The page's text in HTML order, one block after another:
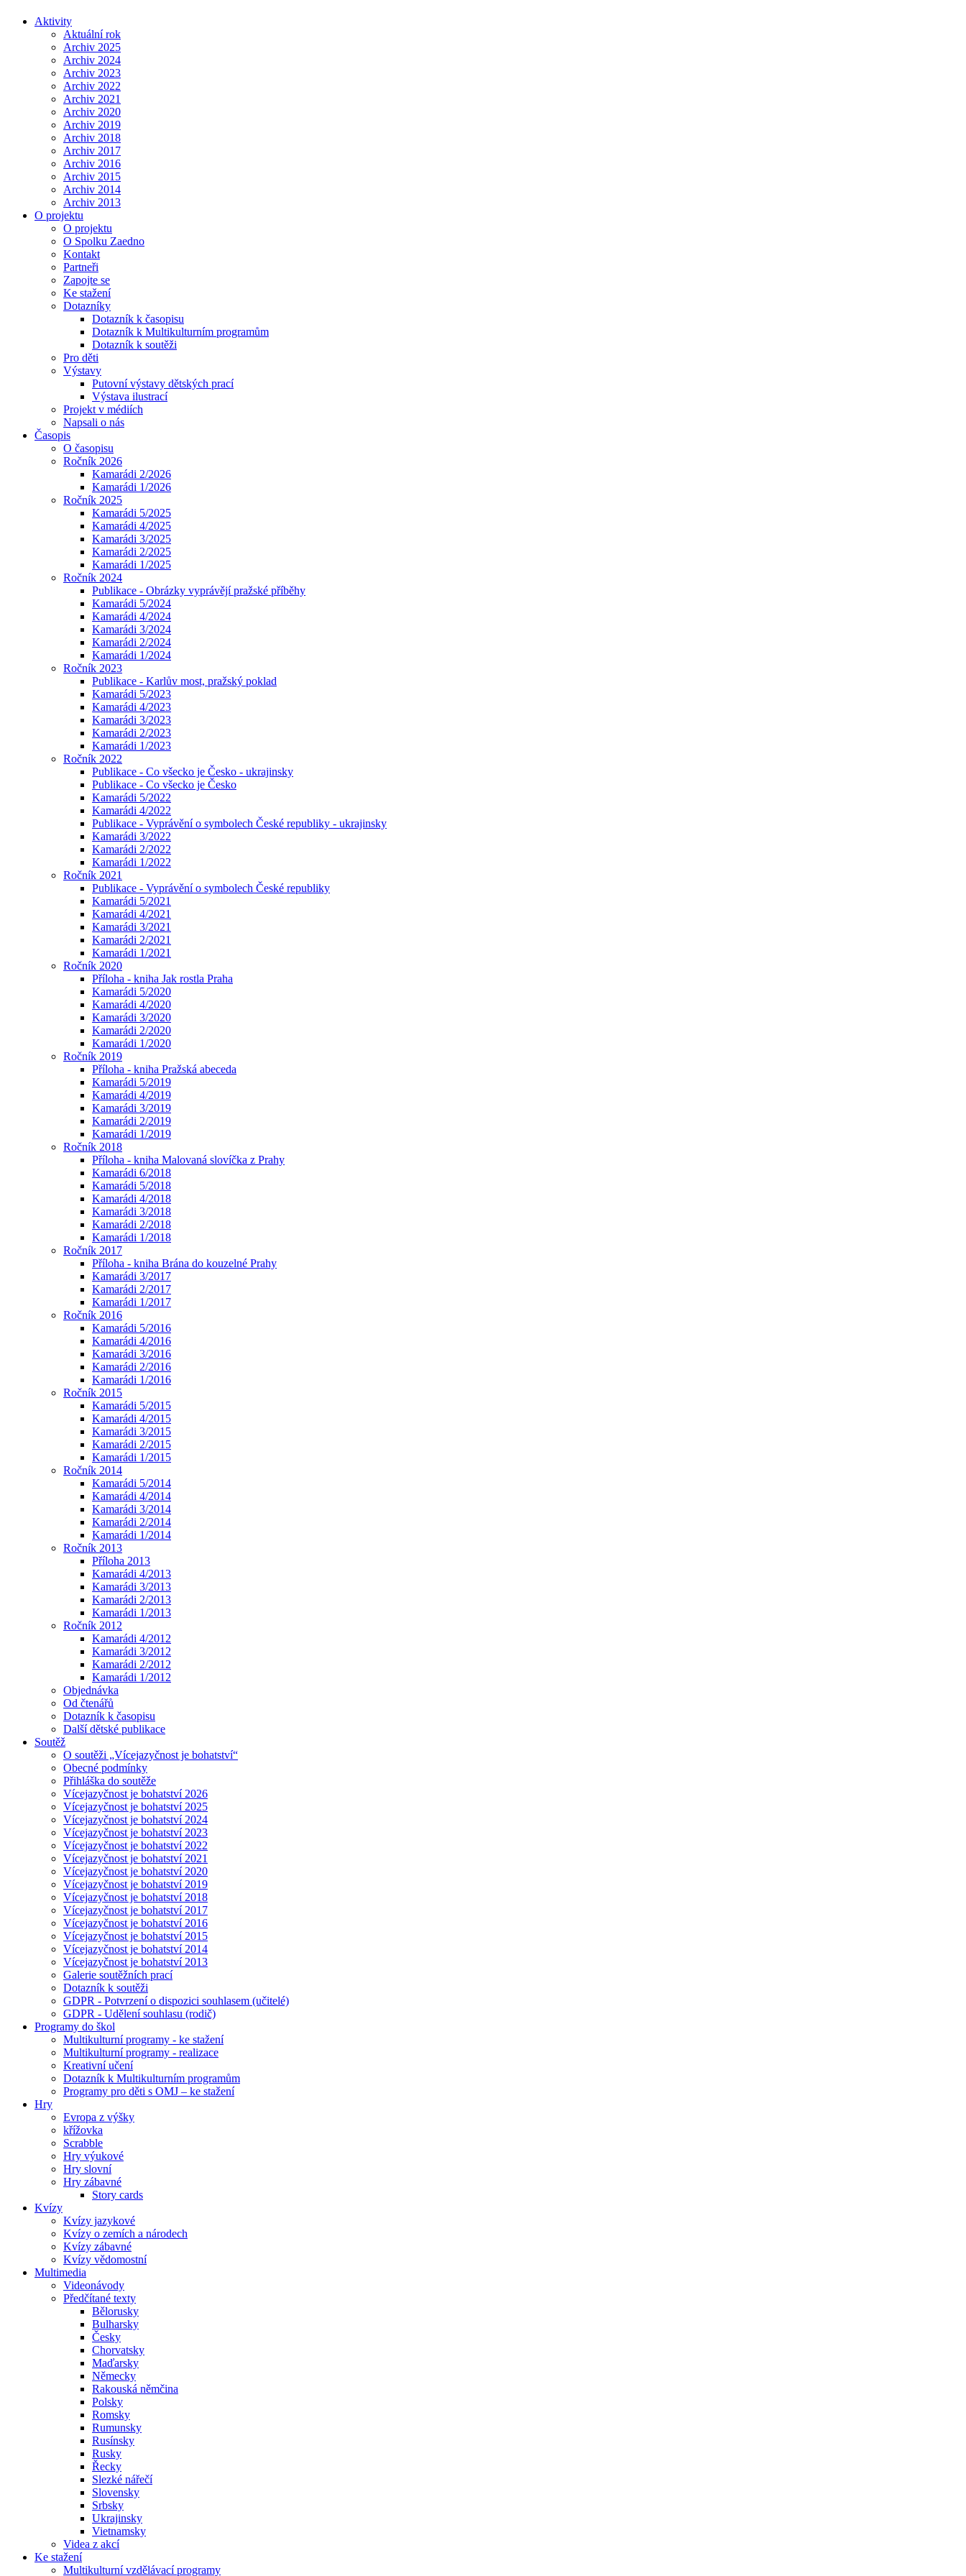
Aktivity
Aktuální rok
Archiv 2025
Archiv 2024
Archiv 2023
Archiv 2022
Archiv 2021
Archiv 2020
Archiv 2019
Archiv 2018
Archiv 2017
Archiv 2016
Archiv 2015
Archiv 2014
Archiv 2013
O projektu
O projektu
O Spolku Zaedno
Kontakt
Partneři
Zapojte se
Ke stažení
Dotazníky
Dotazník k časopisu
Dotazník k Multikulturním programům
Dotazník k soutěži
Pro děti
Výstavy
Putovní výstavy dětských prací
Výstava ilustrací
Projekt v médiích
Napsali o nás
Časopis
O časopisu
Ročník 2026
Kamarádi 2/2026
Kamarádi 1/2026
Ročník 2025
Kamarádi 5/2025
Kamarádi 4/2025
Kamarádi 3/2025
Kamarádi 2/2025
Kamarádi 1/2025
Ročník 2024
Publikace - Obrázky vyprávějí pražské příběhy
Kamarádi 5/2024
Kamarádi 4/2024
Kamarádi 3/2024
Kamarádi 2/2024
Kamarádi 1/2024
Ročník 2023
Publikace - Karlův most, pražský poklad
Kamarádi 5/2023
Kamarádi 4/2023
Kamarádi 3/2023
Kamarádi 2/2023
Kamarádi 1/2023
Ročník 2022
Publikace - Co všecko je Česko - ukrajinsky
Publikace - Co všecko je Česko
Kamarádi 5/2022
Kamarádi 4/2022
Publikace - Vyprávění o symbolech České republiky - ukrajinsky
Kamarádi 3/2022
Kamarádi 2/2022
Kamarádi 1/2022
Ročník 2021
Publikace - Vyprávění o symbolech České republiky
Kamarádi 5/2021
Kamarádi 4/2021
Kamarádi 3/2021
Kamarádi 2/2021
Kamarádi 1/2021
Ročník 2020
Příloha - kniha Jak rostla Praha
Kamarádi 5/2020
Kamarádi 4/2020
Kamarádi 3/2020
Kamarádi 2/2020
Kamarádi 1/2020
Ročník 2019
Příloha - kniha Pražská abeceda
Kamarádi 5/2019
Kamarádi 4/2019
Kamarádi 3/2019
Kamarádi 2/2019
Kamarádi 1/2019
Ročník 2018
Příloha - kniha Malovaná slovíčka z Prahy
Kamarádi 6/2018
Kamarádi 5/2018
Kamarádi 4/2018
Kamarádi 3/2018
Kamarádi 2/2018
Kamarádi 1/2018
Ročník 2017
Příloha - kniha Brána do kouzelné Prahy
Kamarádi 3/2017
Kamarádi 2/2017
Kamarádi 1/2017
Ročník 2016
Kamarádi 5/2016
Kamarádi 4/2016
Kamarádi 3/2016
Kamarádi 2/2016
Kamarádi 1/2016
Ročník 2015
Kamarádi 5/2015
Kamarádi 4/2015
Kamarádi 3/2015
Kamarádi 2/2015
Kamarádi 1/2015
Ročník 2014
Kamarádi 5/2014
Kamarádi 4/2014
Kamarádi 3/2014
Kamarádi 2/2014
Kamarádi 1/2014
Ročník 2013
Příloha 2013
Kamarádi 4/2013
Kamarádi 3/2013
Kamarádi 2/2013
Kamarádi 1/2013
Ročník 2012
Kamarádi 4/2012
Kamarádi 3/2012
Kamarádi 2/2012
Kamarádi 1/2012
Objednávka
Od čtenářů
Dotazník k časopisu
Další dětské publikace
Soutěž
O soutěži „Vícejazyčnost je bohatství“
Obecné podmínky
Přihláška do soutěže
Vícejazyčnost je bohatství 2026
Vícejazyčnost je bohatství 2025
Vícejazyčnost je bohatství 2024
Vícejazyčnost je bohatství 2023
Vícejazyčnost je bohatství 2022
Vícejazyčnost je bohatství 2021
Vícejazyčnost je bohatství 2020
Vícejazyčnost je bohatství 2019
Vícejazyčnost je bohatství 2018
Vícejazyčnost je bohatství 2017
Vícejazyčnost je bohatství 2016
Vícejazyčnost je bohatství 2015
Vícejazyčnost je bohatství 2014
Vícejazyčnost je bohatství 2013
Galerie soutěžních prací
Dotazník k soutěži
GDPR - Potvrzení o dispozici souhlasem (učitelé)
GDPR - Udělení souhlasu (rodič)
Programy do škol
Multikulturní programy - ke stažení
Multikulturní programy - realizace
Kreativní učení
Dotazník k Multikulturním programům
Programy pro děti s OMJ – ke stažení
Hry
Evropa z výšky
křížovka
Scrabble
Hry výukové
Hry slovní
Hry zábavné
Story cards
Kvízy
Kvízy jazykové
Kvízy o zemích a národech
Kvízy zábavné
Kvízy vědomostní
Multimedia
Videonávody
Předčítané texty
Bělorusky
Bulharsky
Česky
Chorvatsky
Maďarsky
Německy
Rakouská němčina
Polsky
Romsky
Rumunsky
Rusínsky
Rusky
Řecky
Slezké nářečí
Slovensky
Srbsky
Ukrajinsky
Vietnamsky
Videa z akcí
Ke stažení
Multikulturní vzdělávací programy